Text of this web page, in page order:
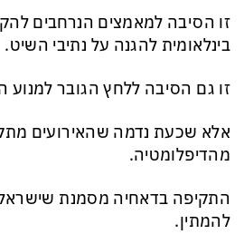
זו הסיבה למאמצים הנרחבים
בינלאומית להגנה על נתיבי השיט.
זו גם הסיבה ללחץ הגובר למנוע
אלא שכעת נדמה שהאירועים
מהדיפלומטיה.
התקיפה בדאחיה מסמנת שישראל
להמתין.